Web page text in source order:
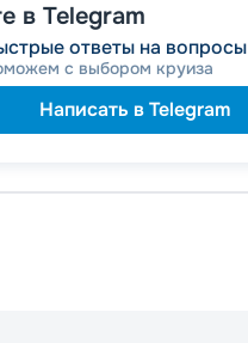
в Telegram
ответы на вопросы
с выбором круиза
Написать в Telegram